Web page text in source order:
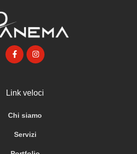
Link veloci
Chi siamo
Servizi